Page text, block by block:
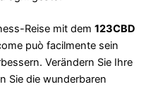
Reise mit dem 123CBD
può facilmente sein
Verändern Sie Ihre
Sie die wunderbaren